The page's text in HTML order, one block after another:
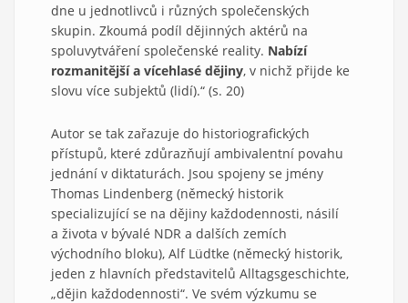
dne u jednotlivců i různých společenských
skupin. Zkoumá podíl dějinných aktérů na
spoluvytváření společenské reality. Nabízí
rozmanitější a vícehlasé dějiny, v nichž přijde ke
slovu více subjektů (lidí).“ (s. 20)
Autor se tak zařazuje do historiografických
přístupů, které zdůrazňují ambivalentní povahu
jednání v diktaturách. Jsou spojeny se jmény
Thomas Lindenberg (německý historik
specializující se na dějiny každodennosti, násilí
a života v bývalé NDR a dalších zemích
východního bloku), Alf Lüdtke (německý historik,
jeden z hlavních představitelů Alltagsgeschichte,
„dějin každodennosti“. Ve svém výzkumu se